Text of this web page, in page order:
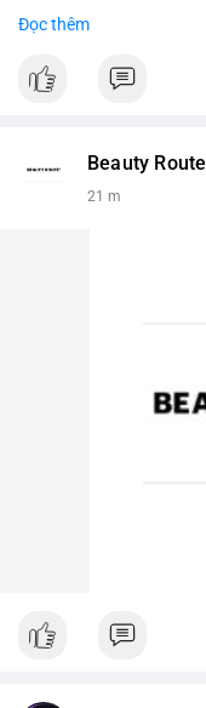
Đọc thêm
Beauty Route
21 m